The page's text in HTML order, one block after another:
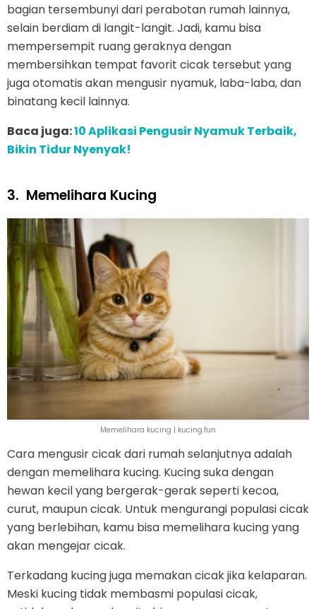
bagian tersembunyi dari perabotan rumah lainnya,
selain berdiam di langit-langit. Jadi, kamu bisa
mempersempit ruang geraknya dengan
membersihkan tempat favorit cicak tersebut yang
juga otomatis akan mengusir nyamuk, laba-laba, dan
binatang kecil lainnya.
Baca juga:10 Aplikasi Pengusir Nyamuk Terbaik,
Bikin Tidur Nyenyak!
3. Memelihara Kucing
Memelihara kucing | kucing.fun
Cara mengusir cicak dari rumah selanjutnya adalah
dengan memelihara kucing. Kucing suka dengan
hewan kecil yang bergerak-gerak seperti kecoa,
curut, maupun cicak. Untuk mengurangi populasi cicak
yang berlebihan, kamu bisa memelihara kucing yang
akan mengejar cicak.
Terkadang kucing juga memakan cicak jika kelaparan.
Meski kucing tidak membasmi populasi cicak,